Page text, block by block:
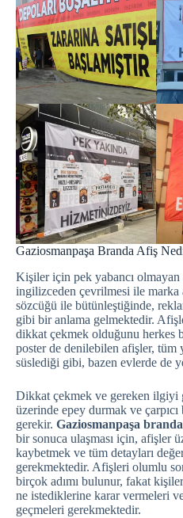
Gaziosmanpaşa Branda Afiş
Kişiler için pek yabancı olmayan
ingilizceden çevrilmesi ile marka
sözcüğü ile bütünleştiğinde,
gibi bir anlama gelmektedir.
dikkat çekmek olduğunu herkes
poster de denilebilen afişler, tüm
süslediği gibi, bazen evlerde de
Dikkat çekmek ve gereken ilgiyi
üzerinde epey durmak ve çarpıcı
gerekir. Gaziosmanpaşa
bir sonuca ulaşması için, afişler
kaybetmek ve tüm detayları
gerekmektedir. Afişleri olumlu
birçok adımı bulunur, fakat
ne istediklerine karar vermeleri
geçmeleri gerekmektedir.